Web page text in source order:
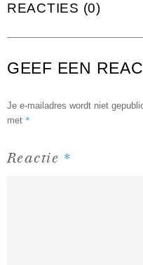
REACTIES (0)
GEEF EEN
Je e-mailadres wordt niet
met *
Reactie *